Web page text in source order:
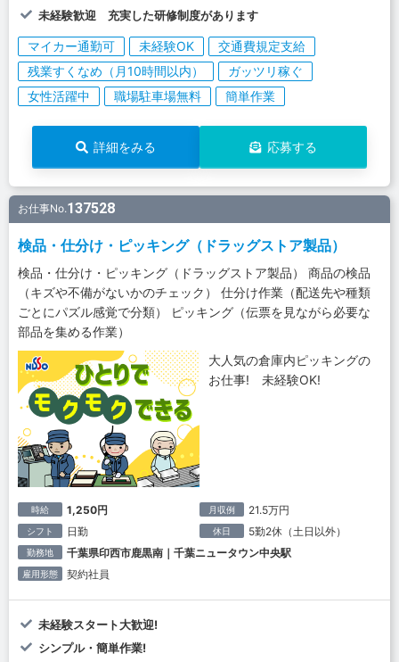
未経験歓迎 充実した研修制度があります
マイカー通勤可 未経験OK
交通費規定支給
残業すくなめ（月10時間以内）
ガッツリ稼ぐ
女性活躍中
職場駐車場無料 簡単作業
詳細をみる 応募する
お仕事No.137528
検品・仕分け・ピッキング（ドラッグストア製品）
検品・仕分け・ピッキング（ドラッグストア製品） 商品の検品
（キズや不備がないかのチェック） 仕分け作業（配送先や種類
ごとにパズル感覚で分類） ピッキング（伝票を見ながら必要な
部品を集める作業）
大人気の倉庫内ピッキングの
お仕事! 未経験OK!
時給 1,250円 月収例 21.5万円
シフト 日勤 休日 5勤2休（土日以外）
勤務地 千葉県印西市鹿黒南｜千葉ニュータウン中央駅
雇用形態 契約社員
未経験スタート大歓迎!
シンプル・簡単作業!